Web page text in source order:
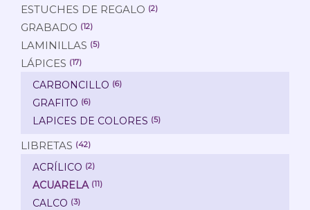
ESTUCHES DE REGALO (2)
GRABADO (12)
LAMINILLAS (5)
LÁPICES (17)
CARBONCILLO (6)
GRAFITO (6)
LAPICES DE COLORES (5)
LIBRETAS (42)
ACRÍLICO (2)
ACUARELA (11)
CALCO (3)